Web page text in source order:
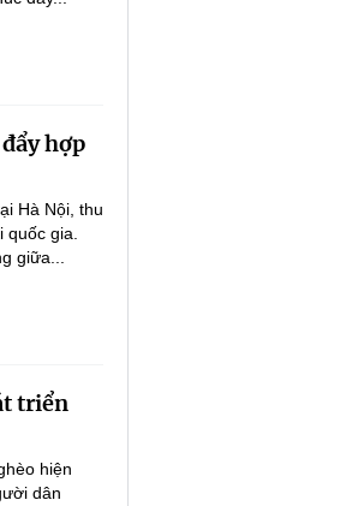
hợp
Hà Nội, thu
gia.
giữa...
triển
hiện
dân